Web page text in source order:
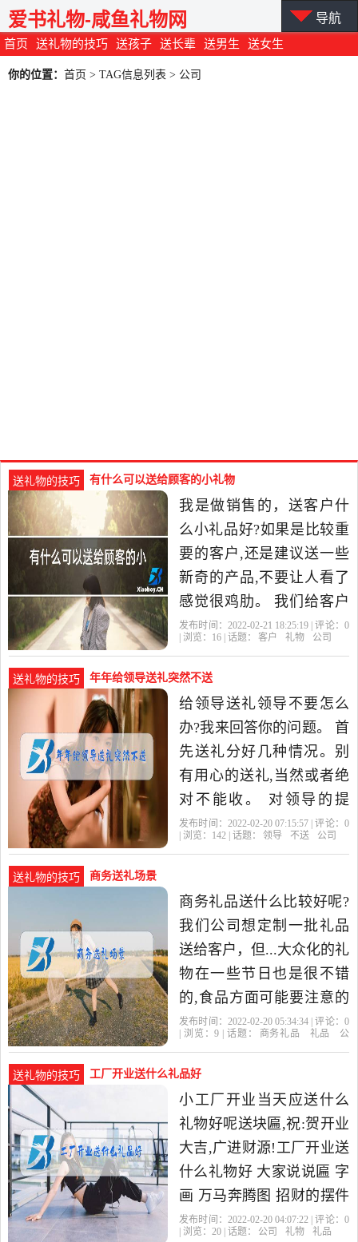
首页 送礼物的技巧 送孩子 送长辈 送男生 送女生
爱书礼物-咸鱼礼物网 导航
你的位置： 首页 > TAG信息列表 > 公司
送礼物的技巧 有什么可以送给顾客的小礼物
我是做销售的，送客户什
么小礼品好?如果是比较重
要的客户,还是建议送一些
新奇的产品,不要让人看了
感觉很鸡肋。 我们给客户
送过太阳能真空烤箱,只要
用
发布时间：2022-02-21 18:25:19 | 评论： 0
| 浏览： 16 | 话题： 客户 礼物 公司
送礼物的技巧 年年给领导送礼突然不送
给领导送礼领导不要怎么
办?我来回答你的问题。 首
先送礼分好几种情况。别
有用心的送礼,当然或者绝
对不能收。 对领导的提
携、帮助、或者感激等,站
发布时间：2022-02-20 07:15:57 | 评论： 0
| 浏览： 142 | 话题： 领导 不送 公司
送礼物的技巧 商务送礼场景
商务礼品送什么比较好呢?
我们公司想定制一批礼品
送给客户，但...大众化的礼
物在一些节日也是很不错
的,食品方面可能要注意的
是安全,健康。主打健康的,
发布时间：2022-02-20 05:34:34 | 评论： 0
| 浏览：9 | 话题： 商务礼品 礼品
公
送礼物的技巧 工厂开业送什么礼品好
小工厂开业当天应送什么
礼物好呢送块匾,祝:贺开业
大吉,广进财源!工厂开业送
什么礼物好 大家说说匾 字
画 万马奔腾图 招财的摆件
等公司开业应该送什么礼
发布时间：2022-02-20 04:07:22 | 评论： 0
| 浏览： 20 | 话题： 公司 礼物 礼品